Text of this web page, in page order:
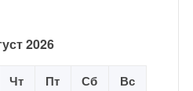
2026
Чт Пт Сб Вс